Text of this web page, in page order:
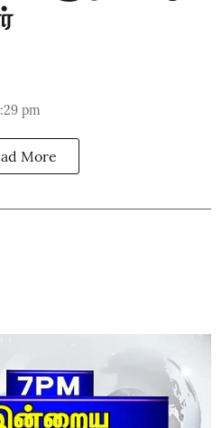
pm
More